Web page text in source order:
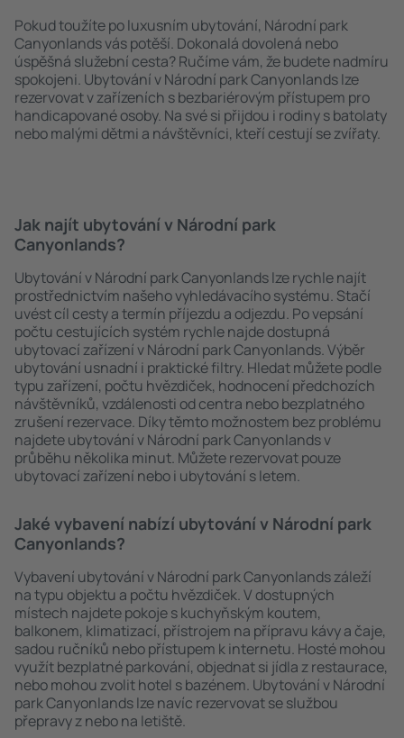
Pokud toužíte po luxusním ubytování, Národní park
Canyonlands vás potěší. Dokonalá dovolená nebo
úspěšná služební cesta? Ručíme vám, že budete nadmíru
spokojeni. Ubytování v Národní park Canyonlands lze
rezervovat v zařízeních s bezbariérovým přístupem pro
handicapované osoby. Na své si přijdou i rodiny s batolaty
nebo malými dětmi a návštěvníci, kteří cestují se zvířaty.
Jak najít ubytování v Národní park
Canyonlands?
Ubytování v Národní park Canyonlands lze rychle najít
prostřednictvím našeho vyhledávacího systému. Stačí
uvést cíl cesty a termín příjezdu a odjezdu. Po vepsání
počtu cestujících systém rychle najde dostupná
ubytovací zařízení v Národní park Canyonlands. Výběr
ubytování usnadní i praktické filtry. Hledat můžete podle
typu zařízení, počtu hvězdiček, hodnocení předchozích
návštěvníků, vzdálenosti od centra nebo bezplatného
zrušení rezervace. Díky těmto možnostem bez problému
najdete ubytování v Národní park Canyonlands v
průběhu několika minut. Můžete rezervovat pouze
ubytovací zařízení nebo i ubytování s letem.
Jaké vybavení nabízí ubytování v Národní park
Canyonlands?
Vybavení ubytování v Národní park Canyonlands záleží
na typu objektu a počtu hvězdiček. V dostupných
místech najdete pokoje s kuchyňským koutem,
balkonem, klimatizací, přístrojem na přípravu kávy a čaje,
sadou ručníků nebo přístupem k internetu. Hosté mohou
využít bezplatné parkování, objednat si jídla z restaurace,
nebo mohou zvolit hotel s bazénem. Ubytování v Národní
park Canyonlands lze navíc rezervovat se službou
přepravy z nebo na letiště.